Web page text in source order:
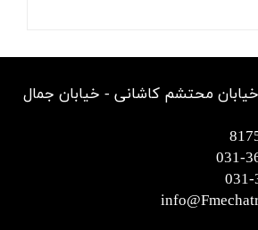
محتشم کاشانی - خیابان جمال